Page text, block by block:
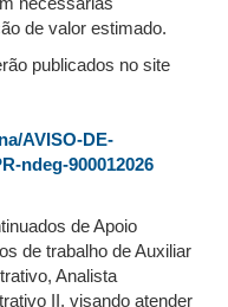
de valor estimado.
publicados no site
AVISO-DE-
ndeg-900012026
de Apoio
de trabalho de Auxiliar
Analista
II, visando atender